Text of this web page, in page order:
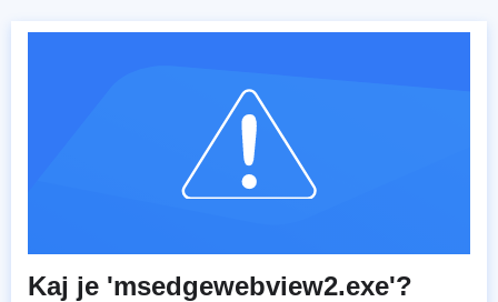
Kaj je 'msedgewebview2.exe'?